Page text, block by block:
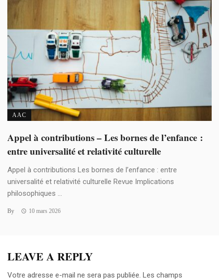
AAC
Appel à contributions – Les bornes de l’enfance :
entre universalité et relativité culturelle
Appel à contributions Les bornes de l’enfance : entre
universalité et relativité culturelle Revue Implications
philosophiques ...
By 10 mars 2026
LEAVE A REPLY
Votre adresse e-mail ne sera pas publiée. Les champs